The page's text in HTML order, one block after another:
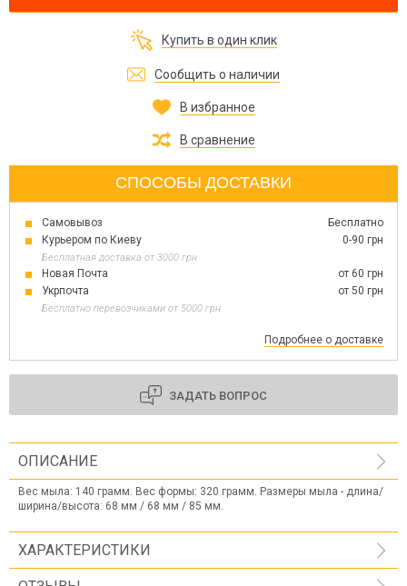
Купить в один клик
Сообщить о наличии
В избранное
В сравнение
СПОСОБЫ ДОСТАВКИ
Самовывоз
Бесплатно
Курьером по Киеву
0-90 грн
Бесплатная доставка от 3000 грн
Новая Почта
от 60 грн
Укрпочта
от 50 грн
Бесплатно перевозчиками от 5000 грн
Подробнее о доставке
ЗАДАТЬ ВОПРОС
ОПИСАНИЕ
Вес мыла: 140 грамм. Вес формы: 320 грамм. Размеры мыла - длина/
ширина/высота: 68 ​​мм / 68 мм / 85 мм.
ХАРАКТЕРИСТИКИ